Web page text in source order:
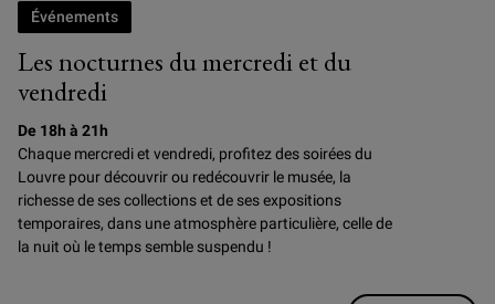
Les nocturnes du mercredi et du
vendredi
Événements
De 18h à 21h
Chaque mercredi et vendredi, profitez des soirées du
Louvre pourdécouvrir ou redécouvrir le musée, la
richesse de ses collections et de ses expositions
temporaires, dans une atmosphère particulière, celle de
la nuit où le temps semble suspendu !